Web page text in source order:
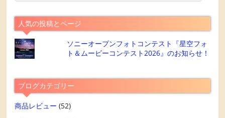
人気の投稿とページ
ソニーオープンフォトコンテスト『星空フォ
ト＆ムービーコンテスト2026』のお知らせ！
ブログカテゴリー
商品レビュー (52)